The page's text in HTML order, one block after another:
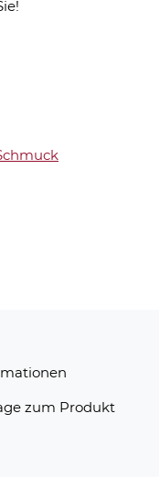
zum Produkt